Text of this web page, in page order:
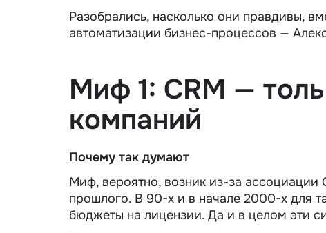
Разобрались, насколько они правдивы,
автоматизации бизнес-процессов —
Миф 1: CRM —
компаний
Почему так думают
Миф, вероятно, возник из-за
прошлого. В 90-х и в начале 2000-х для
бюджеты на лицензии. Да и в целом эти